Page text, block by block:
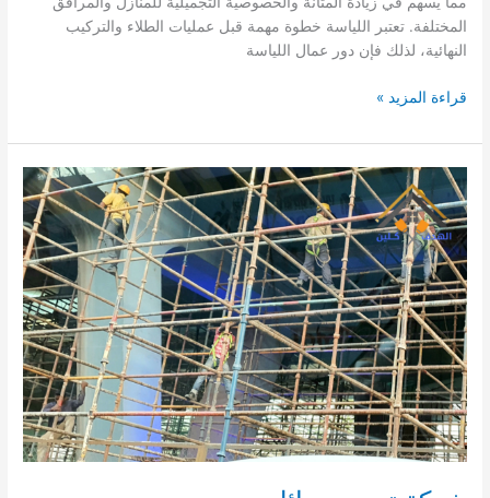
المختلفة. تعتبر اللياسة خطوة مهمة قبل عمليات الطلاء والتركيب
النهائية، لذلك فإن دور عمال اللياسة
عامل
بحائل
قراءة المزيد »